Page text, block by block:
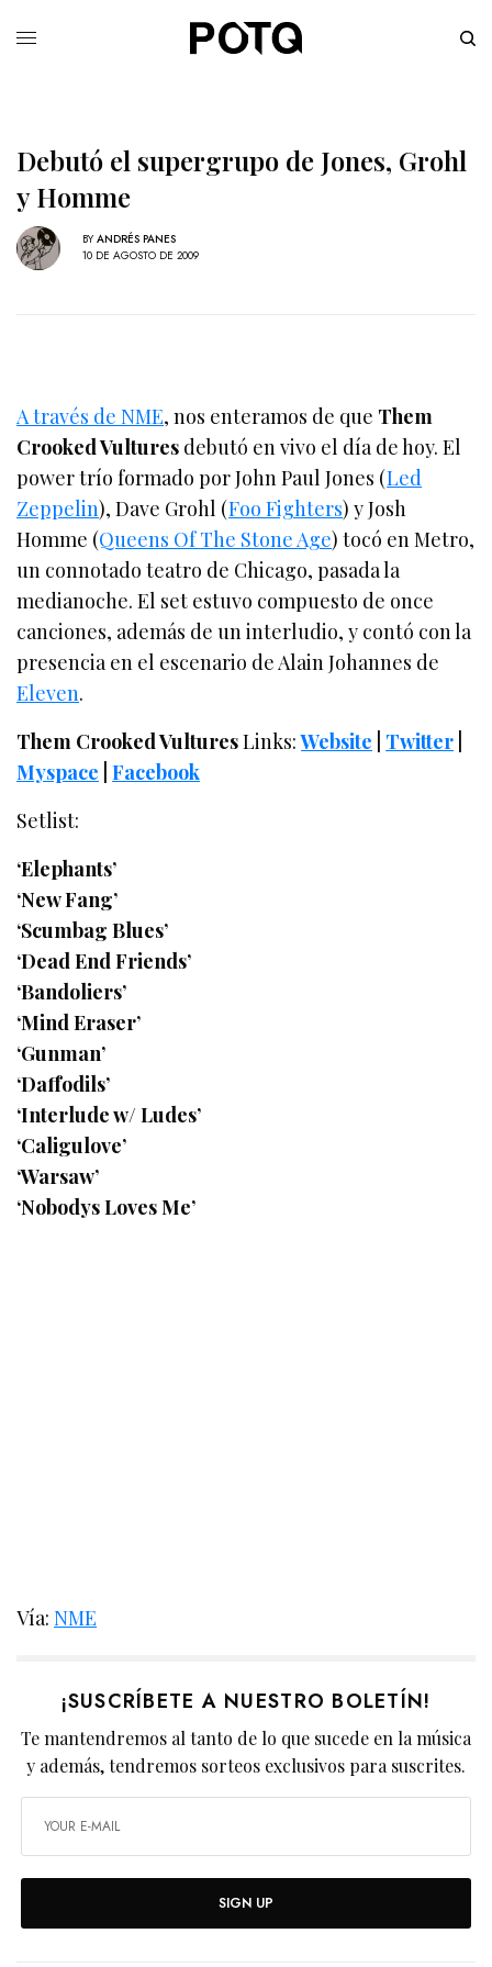
Debutó el supergrupo de Jones, Grohl
y Homme
BY ANDRÉS PANES
10 DE AGOSTO DE 2009
A través de NME, nos enteramos de que Them
Crooked Vultures debutó en vivo el día de hoy. El
power trío formado por John Paul Jones (Led
Zeppelin), Dave Grohl (Foo Fighters) y Josh
Homme (Queens Of The Stone Age) tocó en Metro,
un connotado teatro de Chicago, pasada la
medianoche. El set estuvo compuesto de once
canciones, además de un interludio, y contó con la
presencia en el escenario de Alain Johannes de
Eleven.
Them Crooked VulturesLinks:Website Twitter
Myspace |Facebook
Setlist:
‘Elephants’
‘New Fang’
‘Scumbag Blues’
‘Dead End Friends’
‘Bandoliers’
‘Mind Eraser’
‘Gunman’
‘Daffodils’
‘Interlude w/ Ludes’
‘Caligulove’
‘Warsaw’
‘Nobodys Loves Me’
Vía:NME
¡SUSCRÍBETE A NUESTRO BOLETÍN!
Te mantendremos al tanto de lo que sucede en la música
y además, tendremos sorteos exclusivos para suscrites.
SIGN UP